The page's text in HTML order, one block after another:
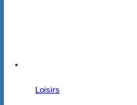
Loisirs